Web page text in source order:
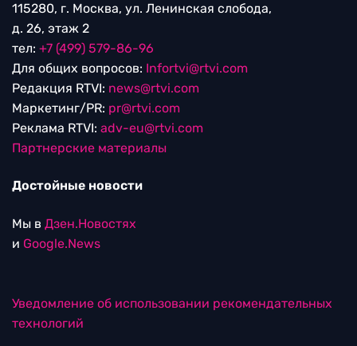
115280, г. Москва, ул. Ленинская слобода,
д. 26, этаж 2
тел: +7 (499) 579-86-96
Для общих вопросов: Infortvi@rtvi.com
Редакция RTVI: news@rtvi.com
Маркетинг/PR: pr@rtvi.com
Реклама RTVI: adv-eu@rtvi.com
Партнерские материалы
Достойные новости
Мы в Дзен.Новостях
и Google.News
Уведомление об использовании рекомендательных
технологий